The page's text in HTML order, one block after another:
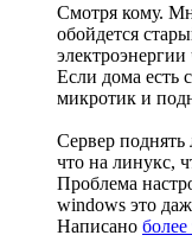
Смотря кому.
обойдется
Если дома есть
микротик и
Сервер поднять
что на линукс,
Проблема
windows это
Написано более